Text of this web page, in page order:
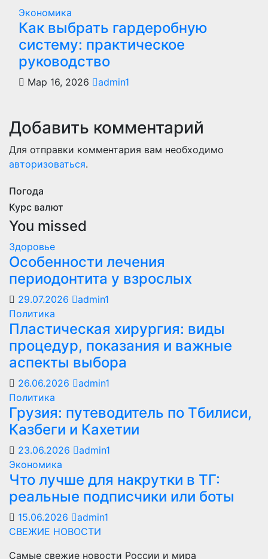
Экономика
Как выбрать гардеробную
систему: практическое
руководство
Мар 16, 2026 admin1
Добавить комментарий
Для отправки комментария вам необходимо
авторизоваться.
Погода
Курс валют
You missed
Здоровье
Особенности лечения
периодонтита у взрослых
29.07.2026
admin1
Политика
Пластическая хирургия: виды
процедур, показания и важные
аспекты выбора
26.06.2026
admin1
Политика
Грузия: путеводитель по Тбилиси,
Казбеги и Кахетии
23.06.2026
admin1
Экономика
Что лучше для накрутки в ТГ:
реальные подписчики или боты
15.06.2026
admin1
СВЕЖИЕ НОВОСТИ
Самые свежие новости России и мира